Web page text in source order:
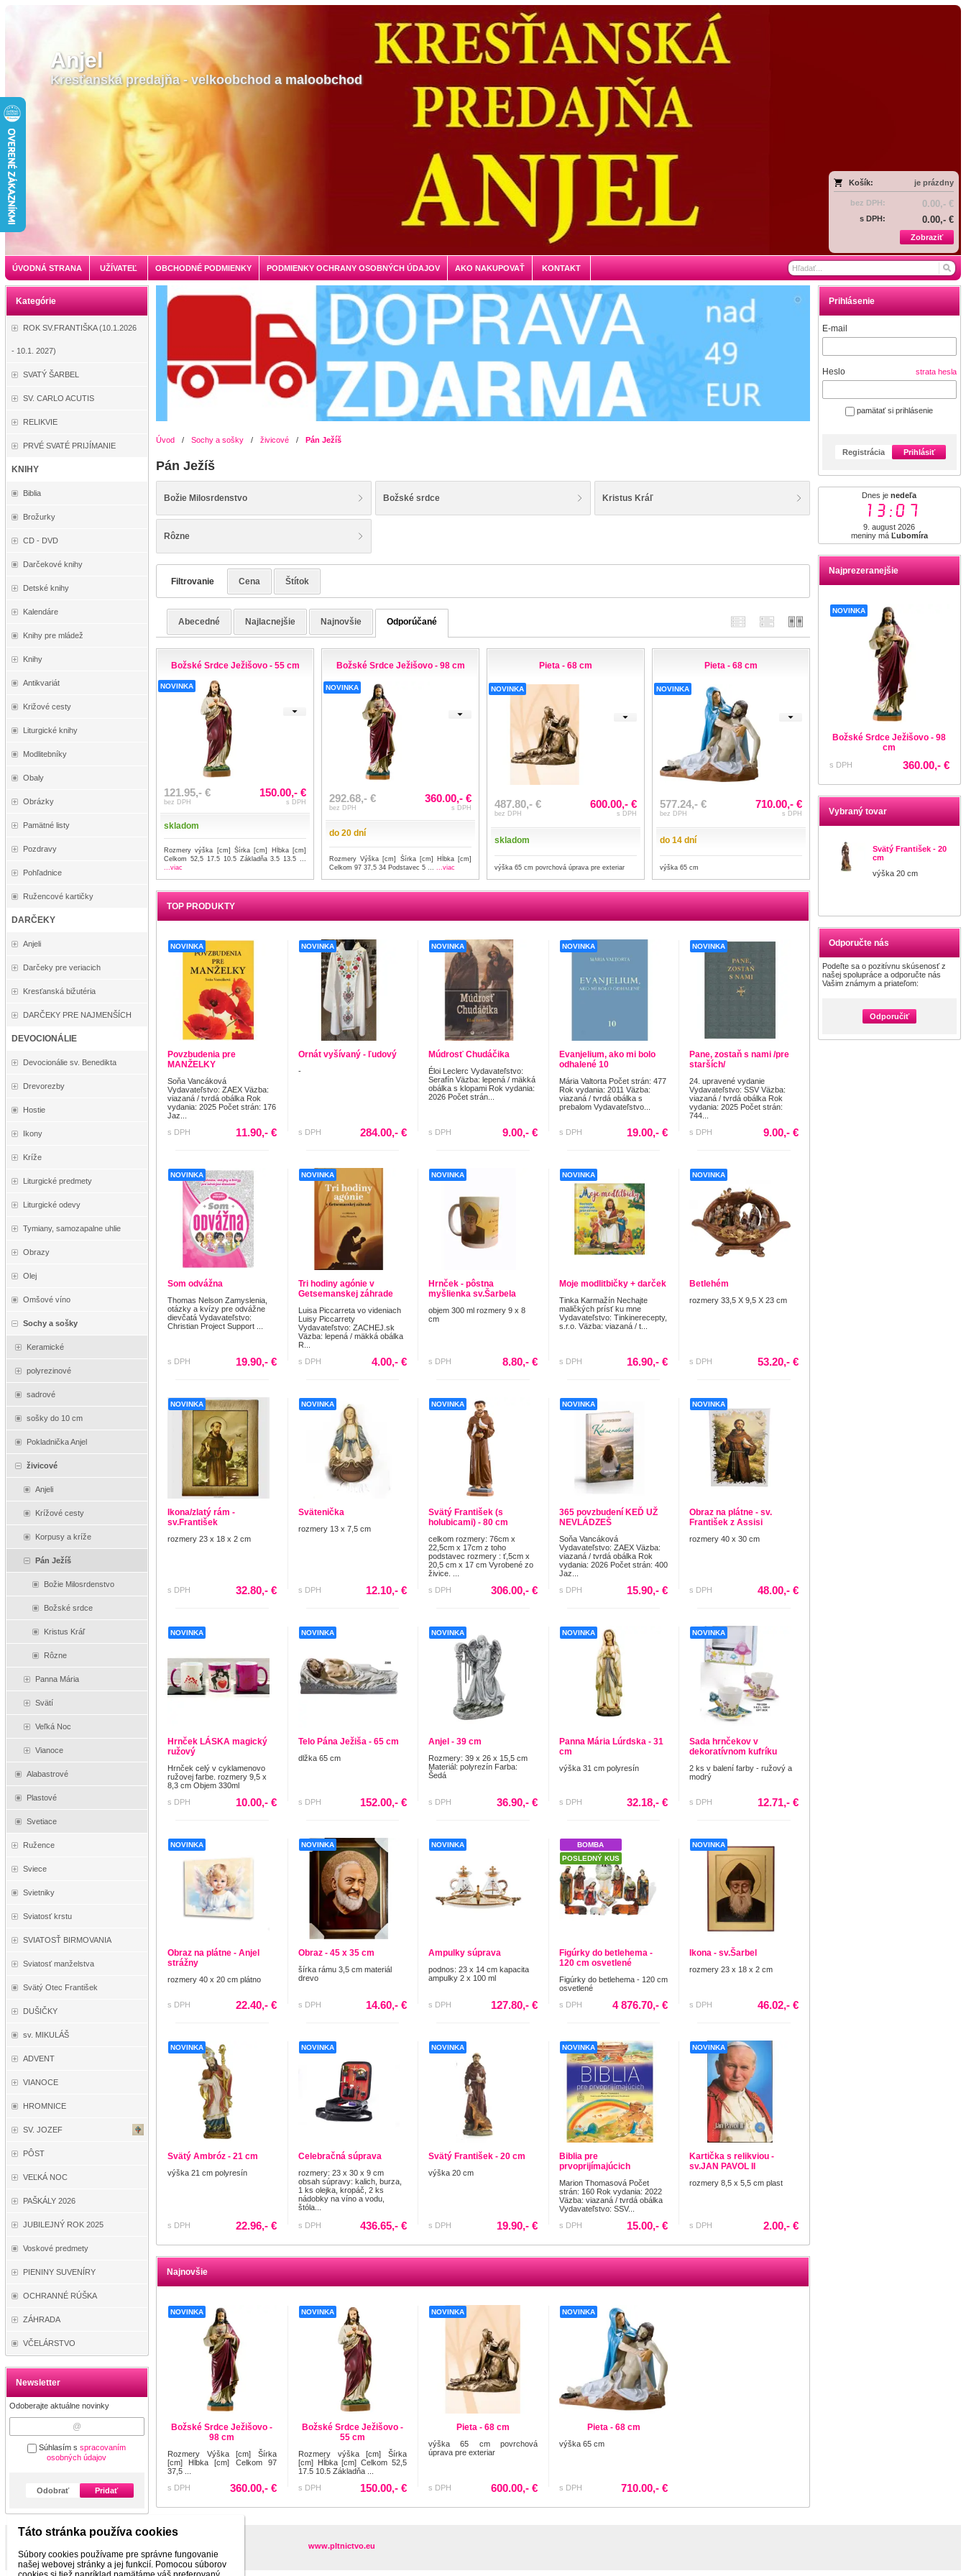
Košík: je prázdny
bez DPH: 0.00,- €
s DPH: 0.00,- €
Zobraziť
Anjel
Kresťanská predajňa - velkoobchod a maloobchod
ÚVODNÁ STRANA UŽÍVATEĽ OBCHODNÉ PODMIENKY PODMIENKY OCHRANY OSOBNÝCH ÚDAJOV AKO NAKUPOVAŤ KONTAKT
Kategórie
ROK SV.FRANTIŠKA (10.1.2026
- 10.1. 2027)
SVATÝ ŠARBEL
SV. CARLO ACUTIS
RELIKVIE
PRVÉ SVATÉ PRIJÍMANIE
KNIHY
Biblia
Brožurky
CD - DVD
Darčekové knihy
Detské knihy
Kalendáre
Knihy pre mládež
Knihy
Antikvariát
Križové cesty
Liturgické knihy
Modlitebníky
Obaly
Obrázky
Pamätné listy
Pozdravy
Pohľadnice
Ružencové kartičky
DARČEKY
Anjeli
Darčeky pre veriacich
Kresťanská bižutéria
DARČEKY PRE NAJMENŠÍCH
DEVOCIONÁLIE
Devocionálie sv. Benedikta
Drevorezby
Hostie
Ikony
Kríže
Liturgické predmety
Liturgické odevy
Tymiany, samozapalne uhlie
Obrazy
Olej
Omšové víno
Sochy a sošky
Keramické
polyrezinové
sadrové
sošky do 10 cm
Pokladnička Anjel
živicové
Anjeli
Krížové cesty
Korpusy a kríže
Pán Ježíš
Božie Milosrdenstvo
Božské srdce
Kristus Kráľ
Rôzne
Panna Mária
Svätí
Veľká Noc
Vianoce
Alabastrové
Plastové
Svetiace
Ružence
Sviece
Svietniky
Sviatosť krstu
SVIATOSŤ BIRMOVANIA
Sviatosť manželstva
Svätý Otec František
DUŠIČKY
sv. MIKULÁŠ
ADVENT
VIANOCE
HROMNICE
SV. JOZEF
PÔST
VEĽKÁ NOC
PAŠKÁLY 2026
JUBILEJNÝ ROK 2025
Voskové predmety
PIENINY SUVENÍRY
OCHRANNÉ RÚŠKA
ZÁHRADA
VČELÁRSTVO
Newsletter
Odoberajte aktuálne novinky
Súhlasím sspracovaním
osobných údajov
Odobrať Pridať
Prihlásenie
E-mail
Heslo strata hesla
pamätať si prihlásenie
Registrácia Prihlásiť
Dnes jenedeľa
13:07
9. august 2026
meniny má Ľubomíra
Najprezeranejšie
NOVINKA
Božské Srdce Ježišovo - 98
cm
s DPH 360.00,- €
Vybraný tovar
Svätý František - 20
cm
výška 20 cm
Odporučte nás
Podeľte sa o pozitívnu skúsenosť z
našej spolupráce a odporučte nás
Vašim známym a priateľom:
Odporučiť
Úvod / Sochy a sošky / živicové / Pán Ježíš
Pán Ježíš
Božie Milosrdenstvo Božské srdce Kristus Kráľ
Rôzne
Filtrovanie Cena Štítok
Abecedné Najlacnejšie Najnovšie Odporúčané
Božské Srdce Ježišovo - 55 cm
NOVINKA
121.95,- €
bez DPH
150.00,- €
s DPH
skladom
Rozmery výška [cm] Šírka [cm] Hĺbka [cm]
Celkom 52,5 17.5 10.5 Základňa 3.5 13.5 ...
...viac
Božské Srdce Ježišovo - 98 cm
NOVINKA
292.68,- €
bez DPH
360.00,- €
s DPH
do 20 dní
Rozmery Výška [cm] Šírka [cm] Hĺbka [cm]
Celkom 97 37,5 34 Podstavec 5 ...
...viac
Pieta - 68 cm
NOVINKA
487.80,- €
bez DPH
600.00,- €
s DPH
skladom
výška 65 cm povrchová úprava pre exteriar
Pieta - 68 cm
NOVINKA
577.24,- €
bez DPH
710.00,- €
s DPH
do 14 dní
výška 65 cm
TOP PRODUKTY
NOVINKA
Povzbudenia pre
MANŽELKY
Soňa Vancáková
Vydavateľstvo: ZAEX Väzba:
viazaná / tvrdá obálka Rok
vydania: 2025 Počet strán: 176
Jaz...
s DPH
11.90,- €
NOVINKA
Ornát vyšívaný - ľudový
-
s DPH 284.00,- €
NOVINKA
Múdrosť Chudáčika
Éloi Leclerc Vydavateľstvo:
Serafín Väzba: lepená / mäkká
obálka s klopami Rok vydania:
2026 Počet strán...
s DPH 9.00,- €
NOVINKA
Evanjelium, ako mi bolo
odhalené 10
Mária Valtorta Počet strán: 477
Rok vydania: 2011 Väzba:
viazaná / tvrdá obálka s
prebalom Vydavateľstvo...
s DPH 19.00,- €
NOVINKA
Pane, zostaň s nami /pre
starších/
24. upravené vydanie
Vydavateľstvo: SSV Väzba:
viazaná / tvrdá obálka Rok
vydania: 2025 Počet strán:
744...
s DPH
9.00,- €
NOVINKA
Som odvážna
Thomas Nelson Zamyslenia,
otázky a kvízy pre odvážne
dievčatá Vydavateľstvo:
Christian Project Support ...
s DPH 19.90,- €
NOVINKA
Tri hodiny agónie v
Getsemanskej záhrade
Luisa Piccarreta vo videniach
Luisy Piccarrety
Vydavateľstvo: ZACHEJ.sk
Väzba: lepená / mäkká obálka
R...
s DPH
4.00,- €
NOVINKA
Hrnček - pôstna
myšlienka sv.Šarbela
objem 300 ml rozmery 9 x 8
cm
s DPH 8.80,- €
NOVINKA
Moje modlitbičky + darček
Tinka Karmažín Nechajte
maličkých prísť ku mne
Vydavateľstvo: Tinkinerecepty,
s.r.o. Väzba: viazaná / t...
s DPH 16.90,- €
NOVINKA
Betlehém
rozmery 33,5 X 9,5 X 23 cm
s DPH 53.20,- €
NOVINKA
Ikona/zlatý rám -
sv.František
rozmery 23 x 18 x 2 cm
s DPH 32.80,- €
NOVINKA
Svätenička
rozmery 13 x 7,5 cm
s DPH 12.10,- €
NOVINKA
Svätý František (s
holubicami) - 80 cm
celkom rozmery: 76cm x
22,5cm x 17cm z toho
podstavec rozmery : ť,5cm x
20,5 cm x 17 cm Vyrobené zo
živice. ...
s DPH
306.00,- €
NOVINKA
365 povzbudení KEĎ UŽ
NEVLÁDZEŠ
Soňa Vancáková
Vydavateľstvo: ZAEX Väzba:
viazaná / tvrdá obálka Rok
vydania: 2026 Počet strán: 400
Jaz...
s DPH
15.90,- €
NOVINKA
Obraz na plátne - sv.
František z Assisi
rozmery 40 x 30 cm
s DPH 48.00,- €
NOVINKA
Hrnček LÁSKA magický
ružový
Hrnček celý v cyklamenovo
ružovej farbe. rozmery 9,5 x
8,3 cm Objem 330ml
s DPH
10.00,- €
NOVINKA
Telo Pána Ježiša - 65 cm
dlžka 65 cm
s DPH 152.00,- €
NOVINKA
Anjel - 39 cm
Rozmery: 39 x 26 x 15,5 cm
Materiál: polyrezín Farba:
Šedá
s DPH 36.90,- €
NOVINKA
Panna Mária Lúrdska - 31
cm
výška 31 cm polyresín
s DPH 32.18,- €
NOVINKA
Sada hrnčekov v
dekoratívnom kufríku
2 ks v balení farby - ružový a
modrý
s DPH 12.71,- €
NOVINKA
Obraz na plátne - Anjel
strážny
rozmery 40 x 20 cm plátno
s DPH 22.40,- €
NOVINKA
Obraz - 45 x 35 cm
šírka rámu 3,5 cm materiál
drevo
s DPH 14.60,- €
NOVINKA
Ampulky súprava
podnos: 23 x 14 cm kapacita
ampulky 2 x 100 ml
s DPH 127.80,- €
BOMBA
POSLEDNÝ KUS
Figúrky do betlehema -
120 cm osvetlené
Figúrky do betlehema - 120 cm
osvetlené
s DPH
4 876.70,- €
NOVINKA
Ikona - sv.Šarbel
rozmery 23 x 18 x 2 cm
s DPH 46.02,- €
NOVINKA
Svätý Ambróz - 21 cm
výška 21 cm polyresín
s DPH 22.96,- €
NOVINKA
Celebračná súprava
rozmery: 23 x 30 x 9 cm
obsah súpravy: kalich, burza,
1 ks olejka, kropáč, 2 ks
nádobky na víno a vodu,
štóla...
s DPH 436.65,- €
NOVINKA
Svätý František - 20 cm
výška 20 cm
s DPH 19.90,- €
NOVINKA
Biblia pre
prvoprijímajúcich
Marion Thomasová Počet
strán: 160 Rok vydania: 2022
Väzba: viazaná / tvrdá obálka
Vydavateľstvo: SSV...
s DPH
15.00,- €
NOVINKA
Kartička s relikviou -
sv.JAN PAVOL II
rozmery 8,5 x 5,5 cm plast
s DPH 2.00,- €
Najnovšie
NOVINKA
Božské Srdce Ježišovo -
98 cm
Rozmery Výška [cm] Šírka
[cm] Hĺbka [cm] Celkom 97
37,5 ...
s DPH
360.00,- €
NOVINKA
Božské Srdce Ježišovo -
55 cm
Rozmery výška [cm] Šírka
[cm] Hĺbka [cm] Celkom 52,5
17.5 10.5 Základňa ...
s DPH
150.00,- €
NOVINKA
Pieta - 68 cm
výška 65 cm povrchová
úprava pre exteriar
s DPH 600.00,- €
NOVINKA
Pieta - 68 cm
výška 65 cm
s DPH 710.00,- €
www.pltnictvo.eu
Táto stránka používa cookies
Súbory cookies používame pre správne fungovanie
našej webovej stránky a jej funkcií. Pomocou súborov